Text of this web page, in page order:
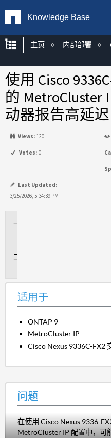
Knowledge Base
扩展/隐缩全局层
主页 内部部署
使用 Cisco
的 MetroCluster
动器报告高延迟
Views: 120
Votes: 0
Last Updated:
3/25/2026, 5:34:39 PM
适用于
ONTAP 9
MetroCluster IP
Cisco Nexus 9336C-FX2
问题
在使用 Cisco Nexus 9336-
MetroCluster IP 配置中，可